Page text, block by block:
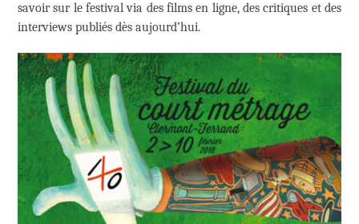
savoir sur le festival via des films en ligne, des critiques et des
interviews publiés dès aujourd’hui.